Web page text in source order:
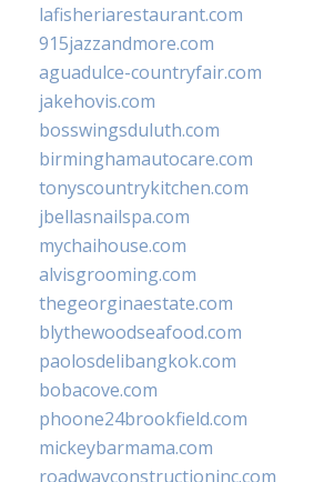
lafisheriarestaurant.com
915jazzandmore.com
aguadulce-countryfair.com
jakehovis.com
bosswingsduluth.com
birminghamautocare.com
tonyscountrykitchen.com
jbellasnailspa.com
mychaihouse.com
alvisgrooming.com
thegeorginaestate.com
blythewoodseafood.com
paolosdelibangkok.com
bobacove.com
phoone24brookfield.com
mickeybarmama.com
roadwayconstructioninc.com